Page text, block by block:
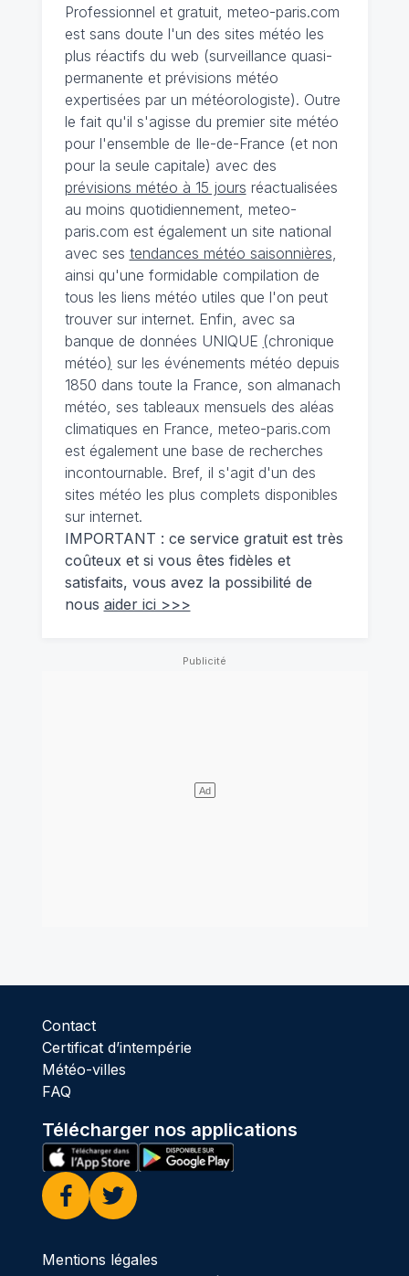
Professionnel et gratuit, meteo-paris.com
est sans doute l'un des sites météo les
plus réactifs du web (surveillance quasi-
permanente et prévisions météo
expertisées par un météorologiste). Outre
le fait qu'il s'agisse du premier site météo
pour l'ensemble de Ile-de-France (et non
pour la seule capitale) avec des
prévisions météo à 15 jours réactualisées
au moins quotidiennement, meteo-
paris.com est également un site national
avec ses tendances météo saisonnières,
ainsi qu'une formidable compilation de
tous les liens météo utiles que l'on peut
trouver sur internet. Enfin, avec sa
banque de données UNIQUE (chronique
météo) sur les événements météo depuis
1850 dans toute la France, son almanach
météo, ses tableaux mensuels des aléas
climatiques en France, meteo-paris.com
est également une base de recherches
incontournable. Bref, il s'agit d'un des
sites météo les plus complets disponibles
sur internet.
IMPORTANT : ce service gratuit est très
coûteux et si vous êtes fidèles et
satisfaits, vous avez la possibilité de
nous aider ici >>>
Contact
Certificat d’intempérie
Météo-villes
FAQ
Télécharger nos applications
Facebook
Twitter
Mentions légales